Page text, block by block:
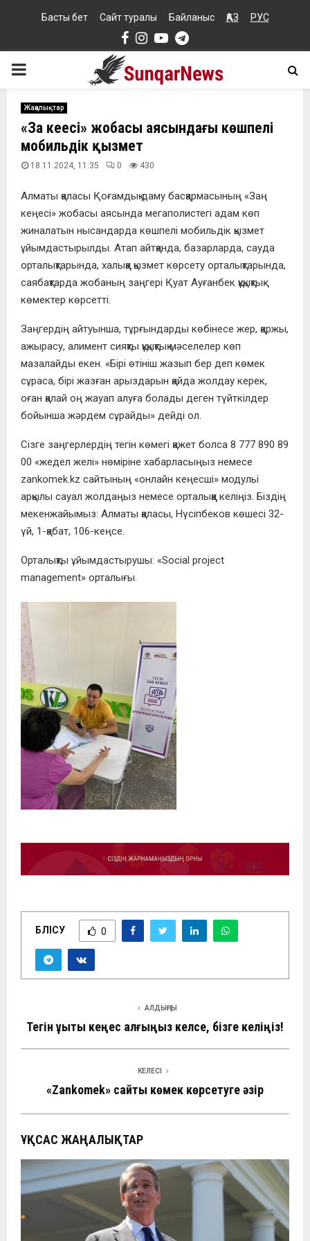
Басты бет Сайт туралы Байланыс ҚАЗ РУС
Facebook
Instagram
YoutubeTelegram
PRIMARY
MENU
Жаңалықтар
«Заң кеңесі» жобасы аясындағы көшпелі
мобильдік қызмет
18.11.2024, 11:35 0 430
Алматы қаласы Қоғамдық даму басқармасының «Заң
кеңесі» жобасы аясында мегаполистегі адам көп
жиналатын нысандарда көшпелі мобильдік қызмет
ұйымдастырылды. Атап айтқанда, базарларда, сауда
орталықтарында, халыққа қызмет көрсету орталықтарында,
саябақтарда жобаның заңгері Қуат Ауғанбек құқықтық
көмектер көрсетті.
Заңгердің айтуынша, тұрғындарды көбінесе жер, қаржы,
ажырасу, алимент сияқты құқықтық мәселелер көп
мазалайды екен. «Бірі өтініш жазып бер деп көмек
сұраса, бірі жазған арыздарын қайда жолдау керек,
оған қалай оң жауап алуға болады деген түйткілдер
бойынша жәрдем сұрайды» дейді ол.
Сізге заңгерлердің тегін көмегі қажет болса 8 777 890 89
00 «жедел желі» нөміріне хабарласыңыз немесе
zankomek.kz сайтының «онлайн кеңесші» модульі
арқылы сауал жолдаңыз немесе орталыққа келіңіз. Біздің
мекенжайымыз: Алматы қаласы, Нүсіпбеков көшесі 32-
үй, 1-қабат, 106-кеңсе.
Орталықты ұйымдастырушы: «Social project
management» орталығы.
БӨЛІСУ 0
АЛДЫҢҒЫ
Тегін құқықтық кеңес алғыңыз келсе, бізге келіңіз!
КЕЛЕСІ
«Zankomek» сайты көмек көрсетуге әзір
ҰҚСАС ЖАҢАЛЫҚТАР